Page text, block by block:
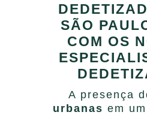
SÃO
COM OS
A presença
urbanas em